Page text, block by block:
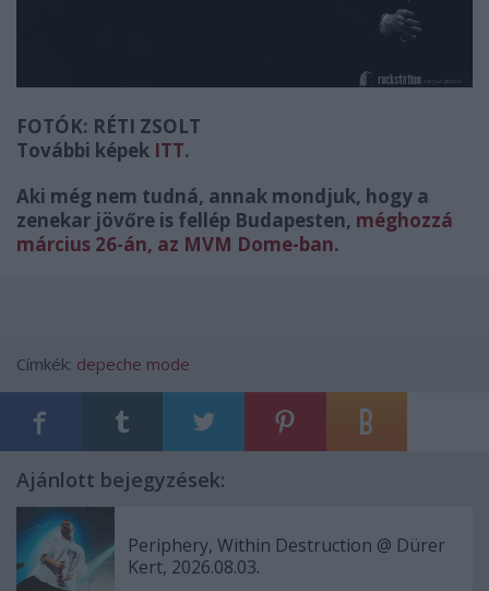
FOTÓK: RÉTI ZSOLT
További képek ITT.
Aki még nem tudná, annak mondjuk, hogy a
zenekar jövőre is fellép Budapesten, méghozzá
március 26-án, az MVM Dome-ban.
Címkék: depeche mode
Ajánlott bejegyzések:
Periphery, Within Destruction @ Dürer
Kert, 2026.08.03.